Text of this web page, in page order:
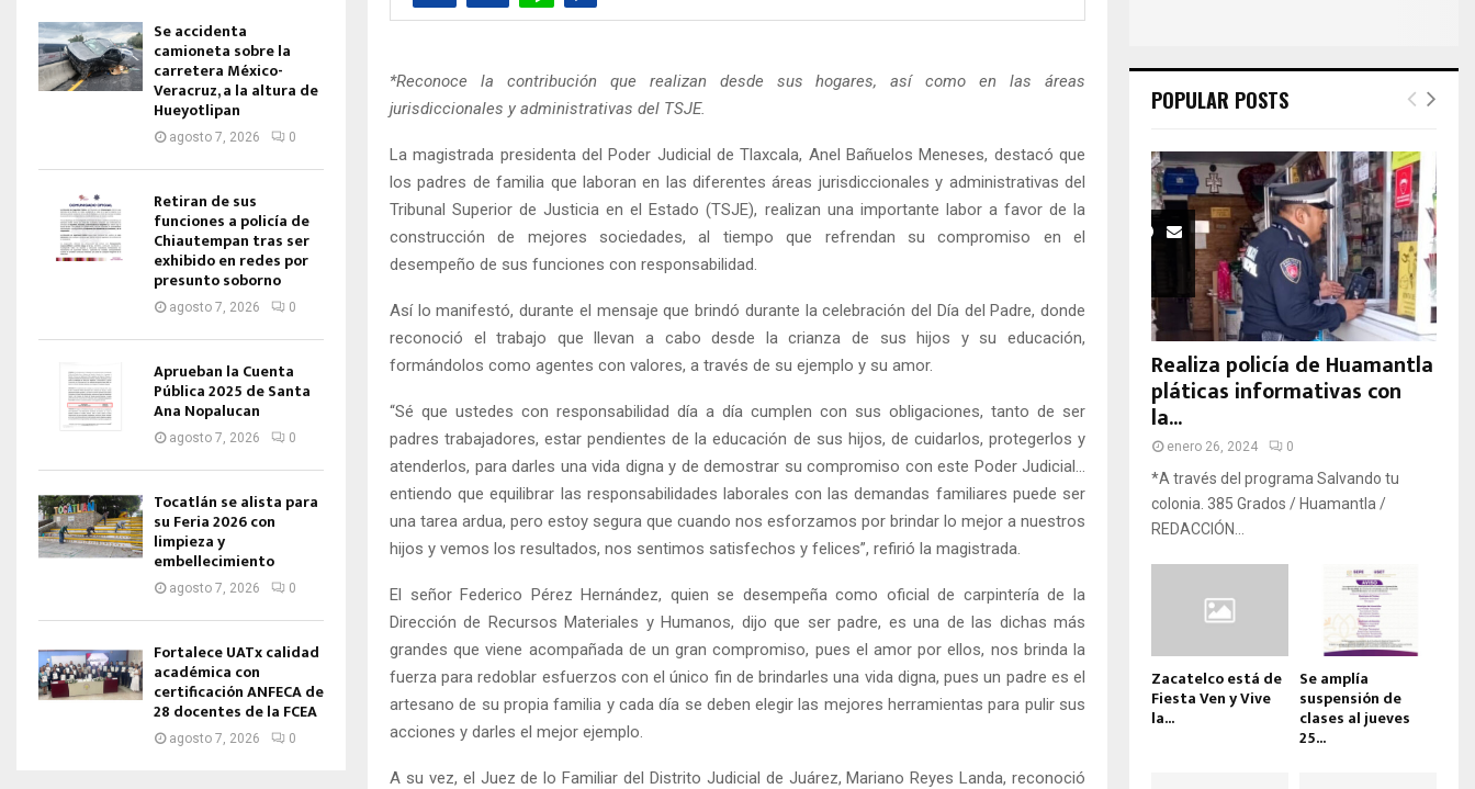
*Reconoce la contribución que realizan desde sus hogares, así como en las áreas
jurisdiccionales y administrativas del TSJE.
La magistrada presidenta del Poder Judicial de Tlaxcala, Anel Bañuelos Meneses, destacó que
los padres de familia que laboran en las diferentes áreas jurisdiccionales y administrativas del
Tribunal Superior de Justicia en el Estado (TSJE), realizan una importante labor a favor de la
construcción de mejores sociedades, al tiempo que refrendan su compromiso en el
desempeño de sus funciones con responsabilidad.
Así lo manifestó, durante el mensaje que brindó durante la celebración del Día del Padre, donde
reconoció el trabajo que llevan a cabo desde la crianza de sus hijos y su educación,
formándolos como agentes con valores, a través de su ejemplo y su amor.
“Sé que ustedes con responsabilidad día a día cumplen con sus obligaciones, tanto de ser
padres trabajadores, estar pendientes de la educación de sus hijos, de cuidarlos, protegerlos y
atenderlos, para darles una vida digna y de demostrar su compromiso con este Poder Judicial…
entiendo que equilibrar las responsabilidades laborales con las demandas familiares puede ser
una tarea ardua, pero estoy segura que cuando nos esforzamos por brindar lo mejor a nuestros
hijos y vemos los resultados, nos sentimos satisfechos y felices”, refirió la magistrada.
El señor Federico Pérez Hernández, quien se desempeña como oficial de carpintería de la
Dirección de Recursos Materiales y Humanos, dijo que ser padre, es una de las dichas más
grandes que viene acompañada de un gran compromiso, pues el amor por ellos, nos brinda la
fuerza para redoblar esfuerzos con el único fin de brindarles una vida digna, pues un padre es el
artesano de su propia familia y cada día se deben elegir las mejores herramientas para pulir sus
acciones y darles el mejor ejemplo.
A su vez, el Juez de lo Familiar del Distrito Judicial de Juárez, Mariano Reyes Landa, reconoció
Se accidenta
camioneta sobre la
carretera México-
Veracruz, a la altura de
Hueyotlipan
agosto 7, 2026 0
Retiran de sus
funciones a policía de
Chiautempan tras ser
exhibido en redes por
presunto soborno
agosto 7, 2026 0
Aprueban la Cuenta
Pública 2025 de Santa
Ana Nopalucan
agosto 7, 2026 0
Tocatlán se alista para
su Feria 2026 con
limpieza y
embellecimiento
agosto 7, 2026 0
Fortalece UATx calidad
académica con
certificación ANFECA de
28 docentes de la FCEA
agosto 7, 2026 0
POPULAR POSTS
Realiza policía de Huamantla
pláticas informativas con
la...
enero 26, 2024 0
*A través del programa Salvando tu
colonia. 385 Grados / Huamantla /
REDACCIÓN...
Zacatelco está de
Fiesta Ven y Vive
la...
Se amplía
suspensión de
clases al jueves
25...